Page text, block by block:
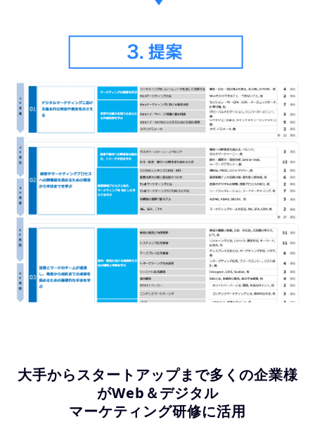
大手からスタートアップまで多くの企業様
がWeb＆デジタル
マーケティング研修に活用